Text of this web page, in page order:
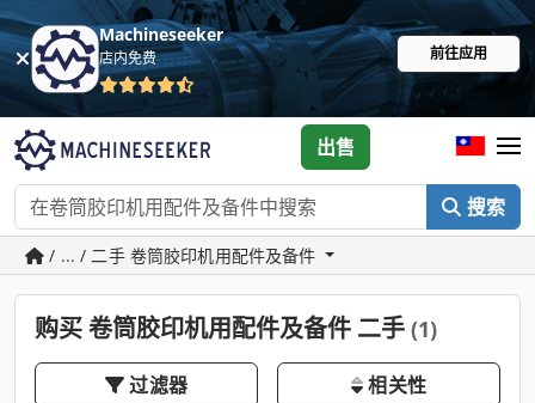
Machineseeker
店内免费 前往应用
搜索
出售
/ ... / 二手 卷筒胶印机用配件及备件
购买 卷筒胶印机用配件及备件 二手 (1)
过滤器 相关性